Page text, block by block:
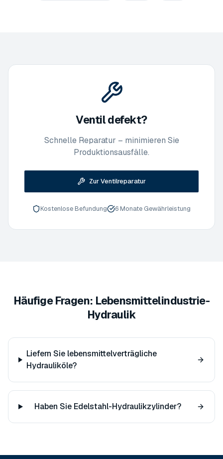
Ventil defekt?
Schnelle Reparatur – minimieren Sie
Produktionsausfälle.
Zur Ventilreparatur
Kostenlose Befundung 6 Monate Gewährleistung
Häufige Fragen: Lebensmittelindustrie-
Hydraulik
Liefern Sie lebensmittelverträgliche
Hydrauliköle?
Haben Sie Edelstahl-Hydraulikzylinder?